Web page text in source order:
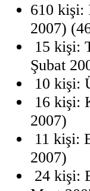
610 kişi:
2007)
15 kişi:
Şubat
10 kişi:
16 kişi:
2007)
11 kişi:
2007)
24 kişi: